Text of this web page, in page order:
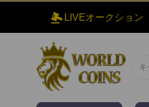
LIVEオークション